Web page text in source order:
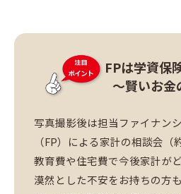
FPは学資保
～賢いお金
写真撮影後は担当ファイナン
（FP）による家計の相談会（
教育費や住宅費で今後家計が
漠然とした不安をお持ちの方